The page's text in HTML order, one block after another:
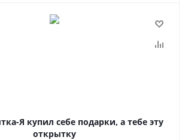
Я купил себе подарки, а тебе эту
открытку